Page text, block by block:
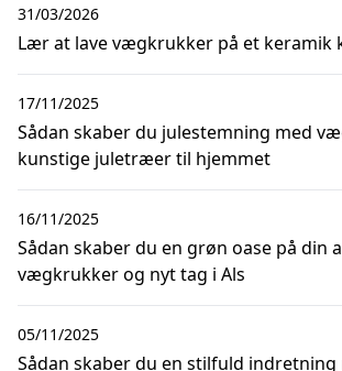
Lær at lave vægkrukker på et keramik
31/03/2026
Sådan skaber du julestemning med
kunstige juletræer til hjemmet
17/11/2025
Sådan skaber du en grøn oase på din
vægkrukker og nyt tag i Als
16/11/2025
Sådan skaber du en stilfuld indretning
05/11/2025